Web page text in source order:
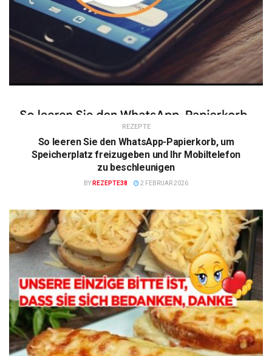
REZEPTE
So leeren Sie den WhatsApp-Papierkorb, um
Speicherplatz freizugeben und Ihr Mobiltelefon
zu beschleunigen
BY REZEPTE38 2 FEBRUAR 2026